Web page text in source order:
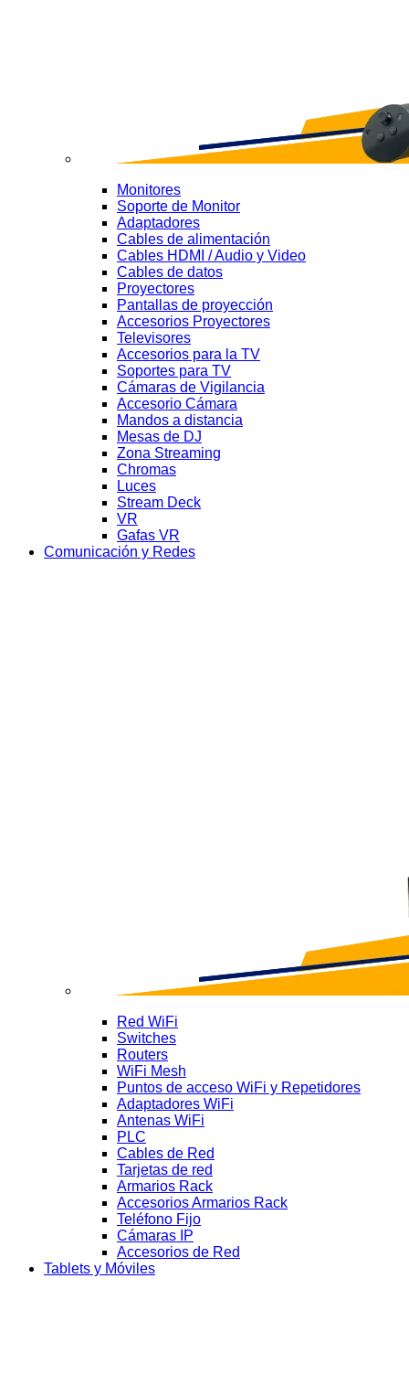
Monitores
Soporte de Monitor
Adaptadores
Cables de alimentación
Cables HDMI / Audio y Video
Cables de datos
Proyectores
Pantallas de proyección
Accesorios Proyectores
Televisores
Accesorios para la TV
Soportes para TV
Cámaras de Vigilancia
Accesorio Cámara
Mandos a distancia
Mesas de DJ
Zona Streaming
Chromas
Luces
Stream Deck
VR
Gafas VR
Comunicación y Redes
Red WiFi
Switches
Routers
WiFi Mesh
Puntos de acceso WiFi y Repetidores
Adaptadores WiFi
Antenas WiFi
PLC
Cables de Red
Tarjetas de red
Armarios Rack
Accesorios Armarios Rack
Teléfono Fijo
Cámaras IP
Accesorios de Red
Tablets y Móviles